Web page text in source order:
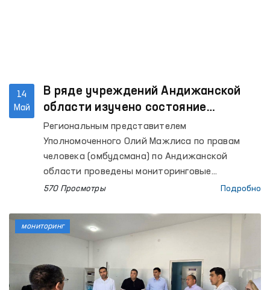
14
Май
В ряде учреждений Андижанской
области изучено состояние
соблюдения прав человека
Региональным представителем
Уполномоченного Олий Мажлиса по правам
человека (омбудсмана) по Андижанской
области проведены мониторинговые
посещения в изоляторы временного
Избасканского районов, а также города
Андижана; следственный изолятор № 3;
межрайонный пункт оказания медицинской
помощи лицам, находящимся в состоянии
опьянения Кургантепинского района; детский
570 Просмотры Подробно
мониторинг